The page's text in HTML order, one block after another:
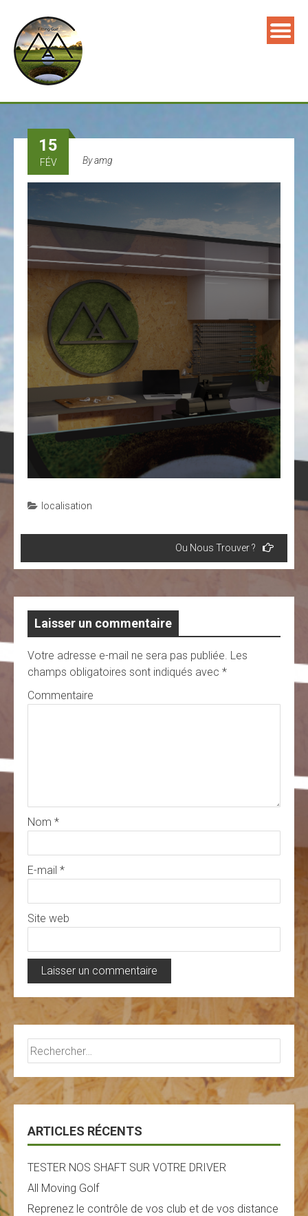
15
FÉV Byamg
localisation
Navigation
de
Ou Nous Trouver ?
Laisser un commentaire
Votre adresse e-mail ne sera pas publiée. Les
champs obligatoires sont indiqués avec *
Commentaire
Nom *
E-mail *
Site web
Rechercher :
ARTICLES RÉCENTS
TESTER NOS SHAFT SUR VOTRE DRIVER
All Moving Golf
Reprenez le contrôle de vos club et de vos distance